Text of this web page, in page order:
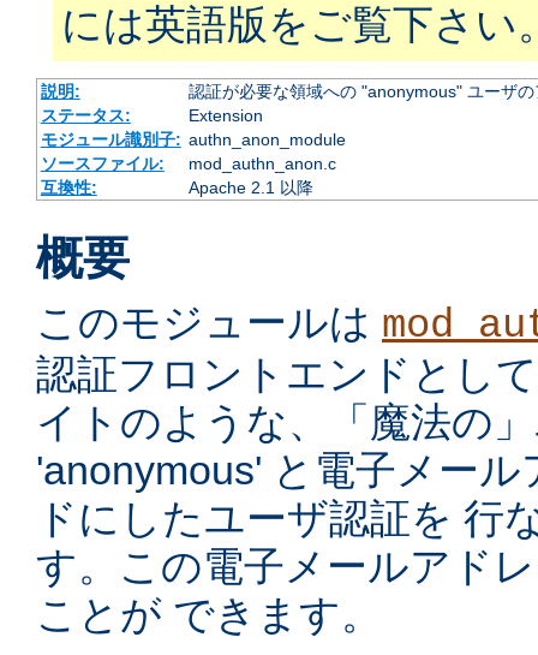
には英語版をご覧下さい
説明:
認証が必要な領域への "anonymous" ユーザ
ステータス:
Extension
モジュール識別子: authn_anon_module
ソースファイル:
mod_authn_anon.c
互換性:
Apache 2.1 以降
概要
このモジュールは
認証フロントエンドとし
イトのような、「魔法の
'anonymous' と電子メー
ドにしたユーザ認証を 行
す。この電子メールアド
ことが できます。